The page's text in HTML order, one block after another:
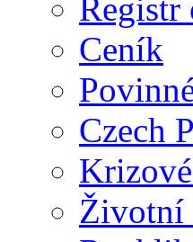
Registr
Ceník
Czech
Životní